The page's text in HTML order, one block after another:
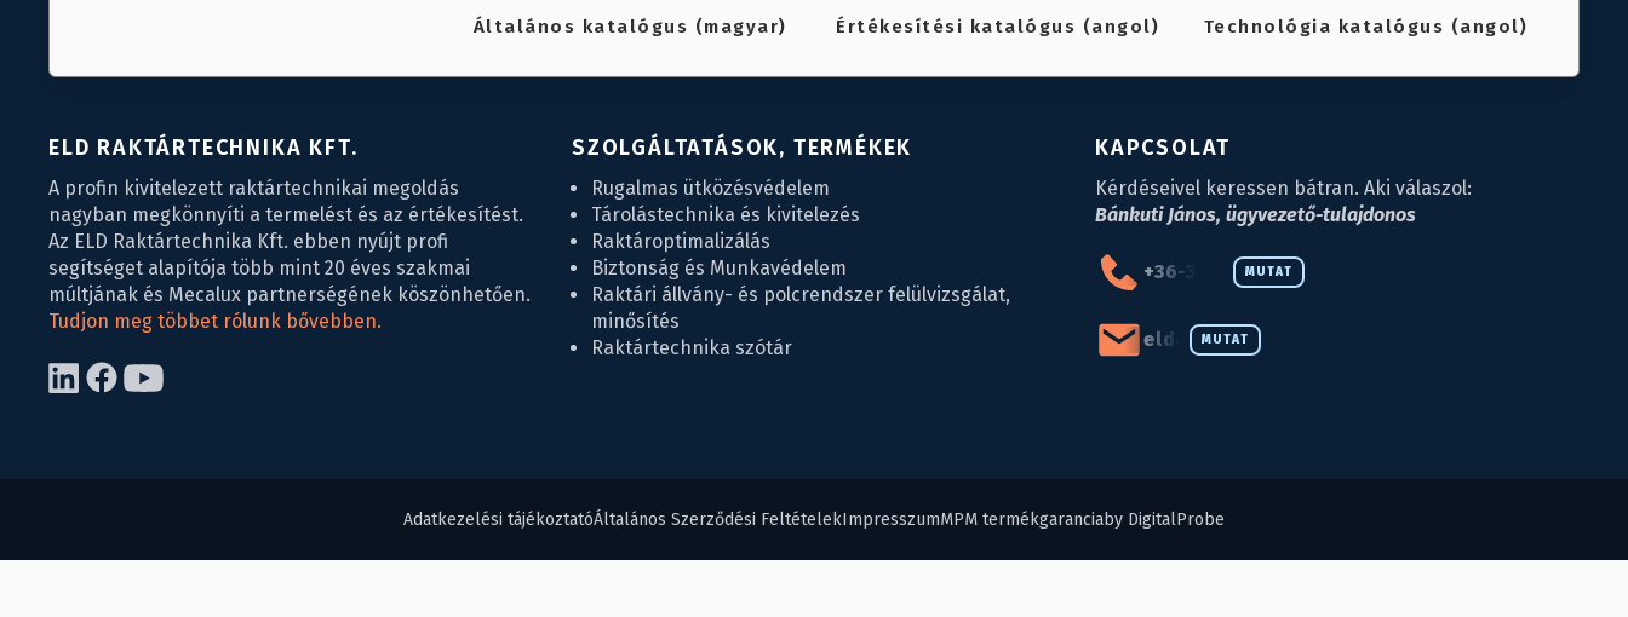
Általános katalógus (magyar) Értékesítési katalógus (angol) Technológia katalógus (angol)
ELD RAKTÁRTECHNIKA KFT.
A profin kivitelezett raktártechnikai megoldás
nagyban megkönnyíti a termelést és az értékesítést.
Az ELD Raktártechnika Kft. ebben nyújt profi
segítséget alapítója több mint 20 éves szakmai
múltjának és Mecalux partnerségének köszönhetően.
Tudjon meg többet rólunk bővebben.
SZOLGÁLTATÁSOK, TERMÉKEK
Rugalmas ütközésvédelem
Tárolástechnika és kivitelezés
Raktároptimalizálás
Biztonság és Munkavédelem
Raktári állvány- és polcrendszer felülvizsgálat,
minősítés
Raktártechnika szótár
KAPCSOLAT
Kérdéseivel keressen bátran. Aki válaszol:
Bánkuti János, ügyvezető-tulajdonos
MUTAT
+36-34-590-027
MUTAT
eld@eld.hu
Adatkezelési tájékoztatóÁltalános Szerződési FeltételekImpresszumMPM termékgaranciaby DigitalProbe